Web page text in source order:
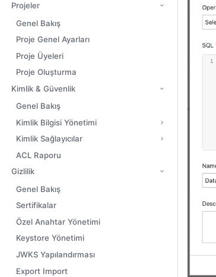
Projeler
Genel Bakış
Proje Genel Ayarları
Proje Üyeleri
Proje Oluşturma
Kimlik & Güvenlik
Genel Bakış
Kimlik Bilgisi Yönetimi
Kimlik Sağlayıcılar
ACL Raporu
Gizlilik
Genel Bakış
Sertifikalar
Özel Anahtar Yönetimi
Keystore Yönetimi
JWKS Yapılandırması
Export Import